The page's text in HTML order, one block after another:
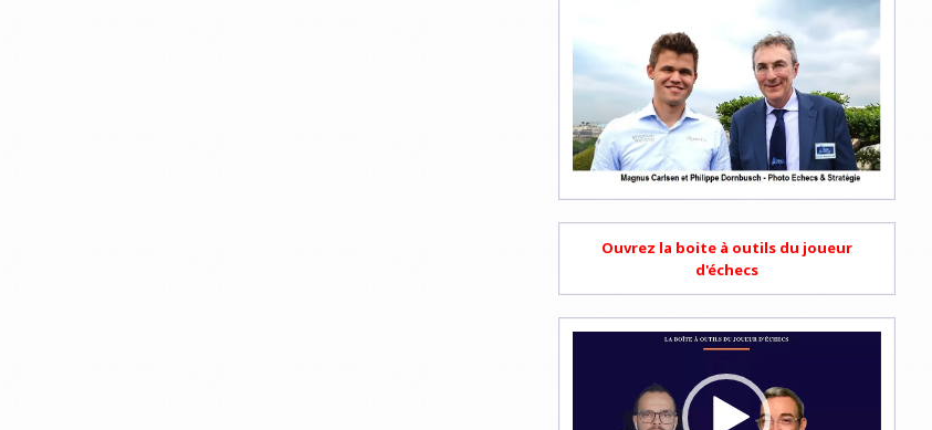
Ouvrez la boite à outils du joueur
d'échecs